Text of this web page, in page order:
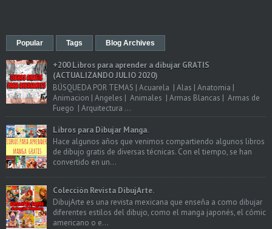
Popular Tags Blog Archives
+200 Libros para aprender a dibujar GRATIS
(ACTUALIZANDO JULIO 2020)
BÚSQUEDA POR TEMAS | Acuarela | Alas | Anatomia |
Animacion | Angeles | Animales | Armas Blancas | Armas de
Fuego | Arquitectura ...
Libros para Dibujar Manga.
Hace algunos años que venimos compartiendo algunos libros
de dibujo gratis de diversas técnicas. Con el tiempo, se han
convertido en un...
Colección Revista DibujArte.
DibujArte es una revista mexicana que enseña a como dibujar
diferentes estilos del dibujo, como el manga japonés, el cómic
americano o e...